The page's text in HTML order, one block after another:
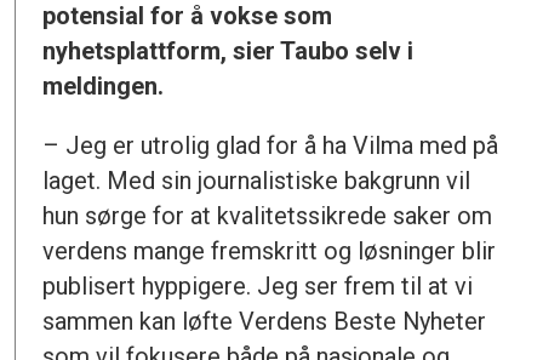
potensial for å vokse som
nyhetsplattform, sier Taubo selv i
meldingen.
– Jeg er utrolig glad for å ha Vilma med på
laget. Med sin journalistiske bakgrunn vil
hun sørge for at kvalitetssikrede saker om
verdens mange fremskritt og løsninger blir
publisert hyppigere. Jeg ser frem til at vi
sammen kan løfte Verdens Beste Nyheter